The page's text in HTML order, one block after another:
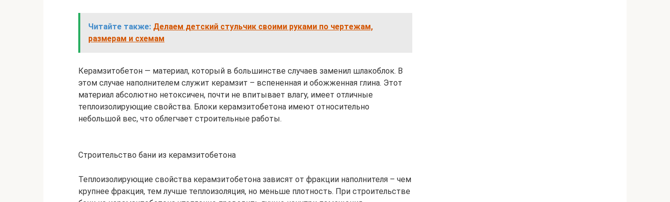
Читайте также: Делаем детский стульчик своими руками по чертежам,
размерам и схемам
Керамзитобетон — материал, который в большинстве случаев заменил шлакоблок. В
этом случае наполнителем служит керамзит – вспененная и обожженная глина. Этот
материал абсолютно нетоксичен, почти не впитывает влагу, имеет отличные
теплоизолирующие свойства. Блоки керамзитобетона имеют относительно
небольшой вес, что облегчает строительные работы.
Строительство бани из керамзитобетона
Теплоизолирующие свойства керамзитобетона зависят от фракции наполнителя – чем
крупнее фракция, тем лучше теплоизоляция, но меньше плотность. При строительстве